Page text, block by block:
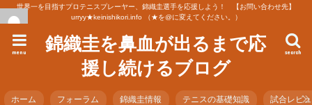
世界一を目指すプロテニスプレーヤー、錦織圭選手を応援しよう！ 【お問い合わせ先】
urryy★keinishikori.info （★を@に変えてください。）
錦織圭を鼻血が出るまで応
援し続けるブログ
search
menu
ホーム フォーラム 錦織圭情報 テニスの基礎知識 試合レビ